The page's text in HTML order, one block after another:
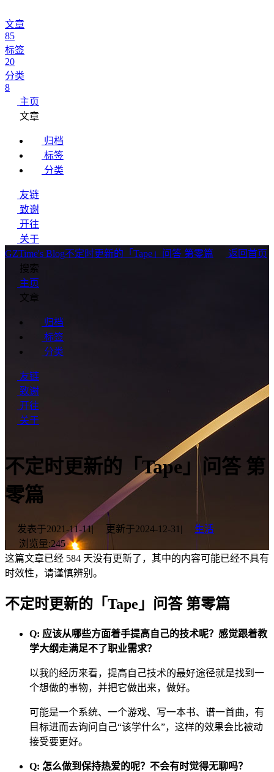
文章
85
标签
20
分类
8
主页
文章
归档
标签
分类
友链
致谢
开往
关于
GZTime's Blog不定时更新的「Tape」问答 第零篇
返回首页
搜索
主页
文章
归档
标签
分类
友链
致谢
开往
关于
不定时更新的「Tape」问答 第
零篇
发表于2021-11-11| 更新于2024-12-31 |
生活
|
浏览量:245
这篇文章已经 584 天没有更新了，其中的内容可能已经不具有
时效性，请谨慎辨别。
不定时更新的「Tape」问答 第零篇
Q: 应该从哪些方面着手提高自己的技术呢？感觉跟着教
学大纲走满足不了职业需求？
以我的经历来看，提高自己技术的最好途径就是找到一
个想做的事物，并把它做出来，做好。
可能是一个系统、一个游戏、写一本书、谱一首曲，有
目标进而去询问自己“该学什么”，这样的效果会比被动
接受要更好。
Q: 怎么做到保持热爱的呢？不会有时觉得无聊吗？